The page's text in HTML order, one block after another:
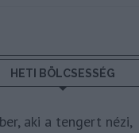
HETI BÖLCSESSÉG
aki a tengert nézi,